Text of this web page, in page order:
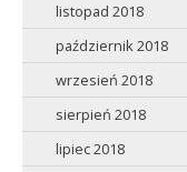
listopad 2018
październik 2018
wrzesień 2018
sierpień 2018
lipiec 2018